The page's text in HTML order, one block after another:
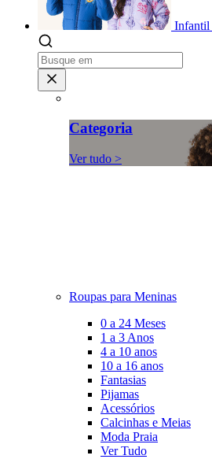
Infantil
Categoria
Ver tudo >
Roupas para Meninas
0 a 24 Meses
1 a 3 Anos
4 a 10 anos
10 a 16 anos
Fantasias
Pijamas
Acessórios
Calcinhas e Meias
Moda Praia
Ver Tudo